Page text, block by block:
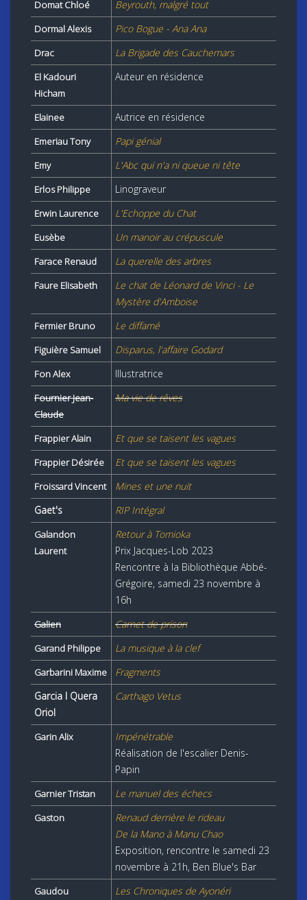
Domat Chloé Beyrouth, malgré tout
Dormal Alexis Pico Bogue - Ana Ana
Drac La Brigade des Cauchemars
El Kadouri
Hicham
Auteur en résidence
Elainee Autrice en résidence
Emeriau Tony Papi génial
Emy L'Abc qui n'a ni queue ni tête
Erlos Philippe Linograveur
Erwin Laurence L'Echoppe du Chat
Eusèbe Un manoir au crépuscule
Farace Renaud La querelle des arbres
Faure Elisabeth
Le chat de Léonard de Vinci - Le
Mystère d'Amboise
Fermier Bruno Le diffamé
Figuière Samuel Disparus, l'affaire Godard
Fon Alex Illustratrice
Fournier Jean-
Claude
Ma vie de rêves
Frappier Alain Et que se taisent les vagues
Frappier Désirée Et que se taisent les vagues
Froissard Vincent
Mines et une nuit
Gaet's
RIP Intégral
Galandon
Laurent
Retour à Tomioka
Prix Jacques-Lob 2023
Rencontre à la Bibliothèque Abbé-
Grégoire, samedi 23 novembre à
16h
Galien Carnet de prison
Garand Philippe La musique à la clef
Garbarini Maxime
Fragments
Garcia I Quera
Oriol
Carthago Vetus
Garin Alix
Impénétrable
Réalisation de l'escalier Denis-
Papin
Garnier Tristan Le manuel des échecs
Gaston
Renaud derrière le rideau
De la Mano à Manu Chao
Exposition, rencontre le samedi 23
novembre à 21h, Ben Blue's Bar
Gaudou
Les Chroniques de Ayonéri